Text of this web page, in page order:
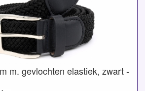
m. gevlochten elastiek, zwart -